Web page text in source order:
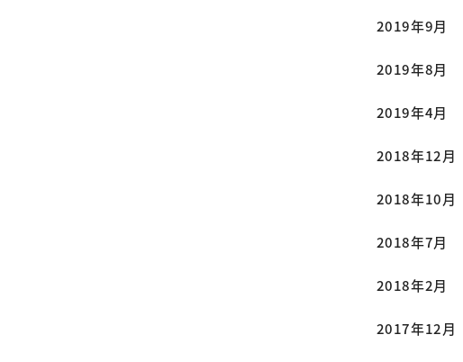
2019年9月
2019年8月
2019年4月
2018年12月
2018年10月
2018年7月
2018年2月
2017年12月